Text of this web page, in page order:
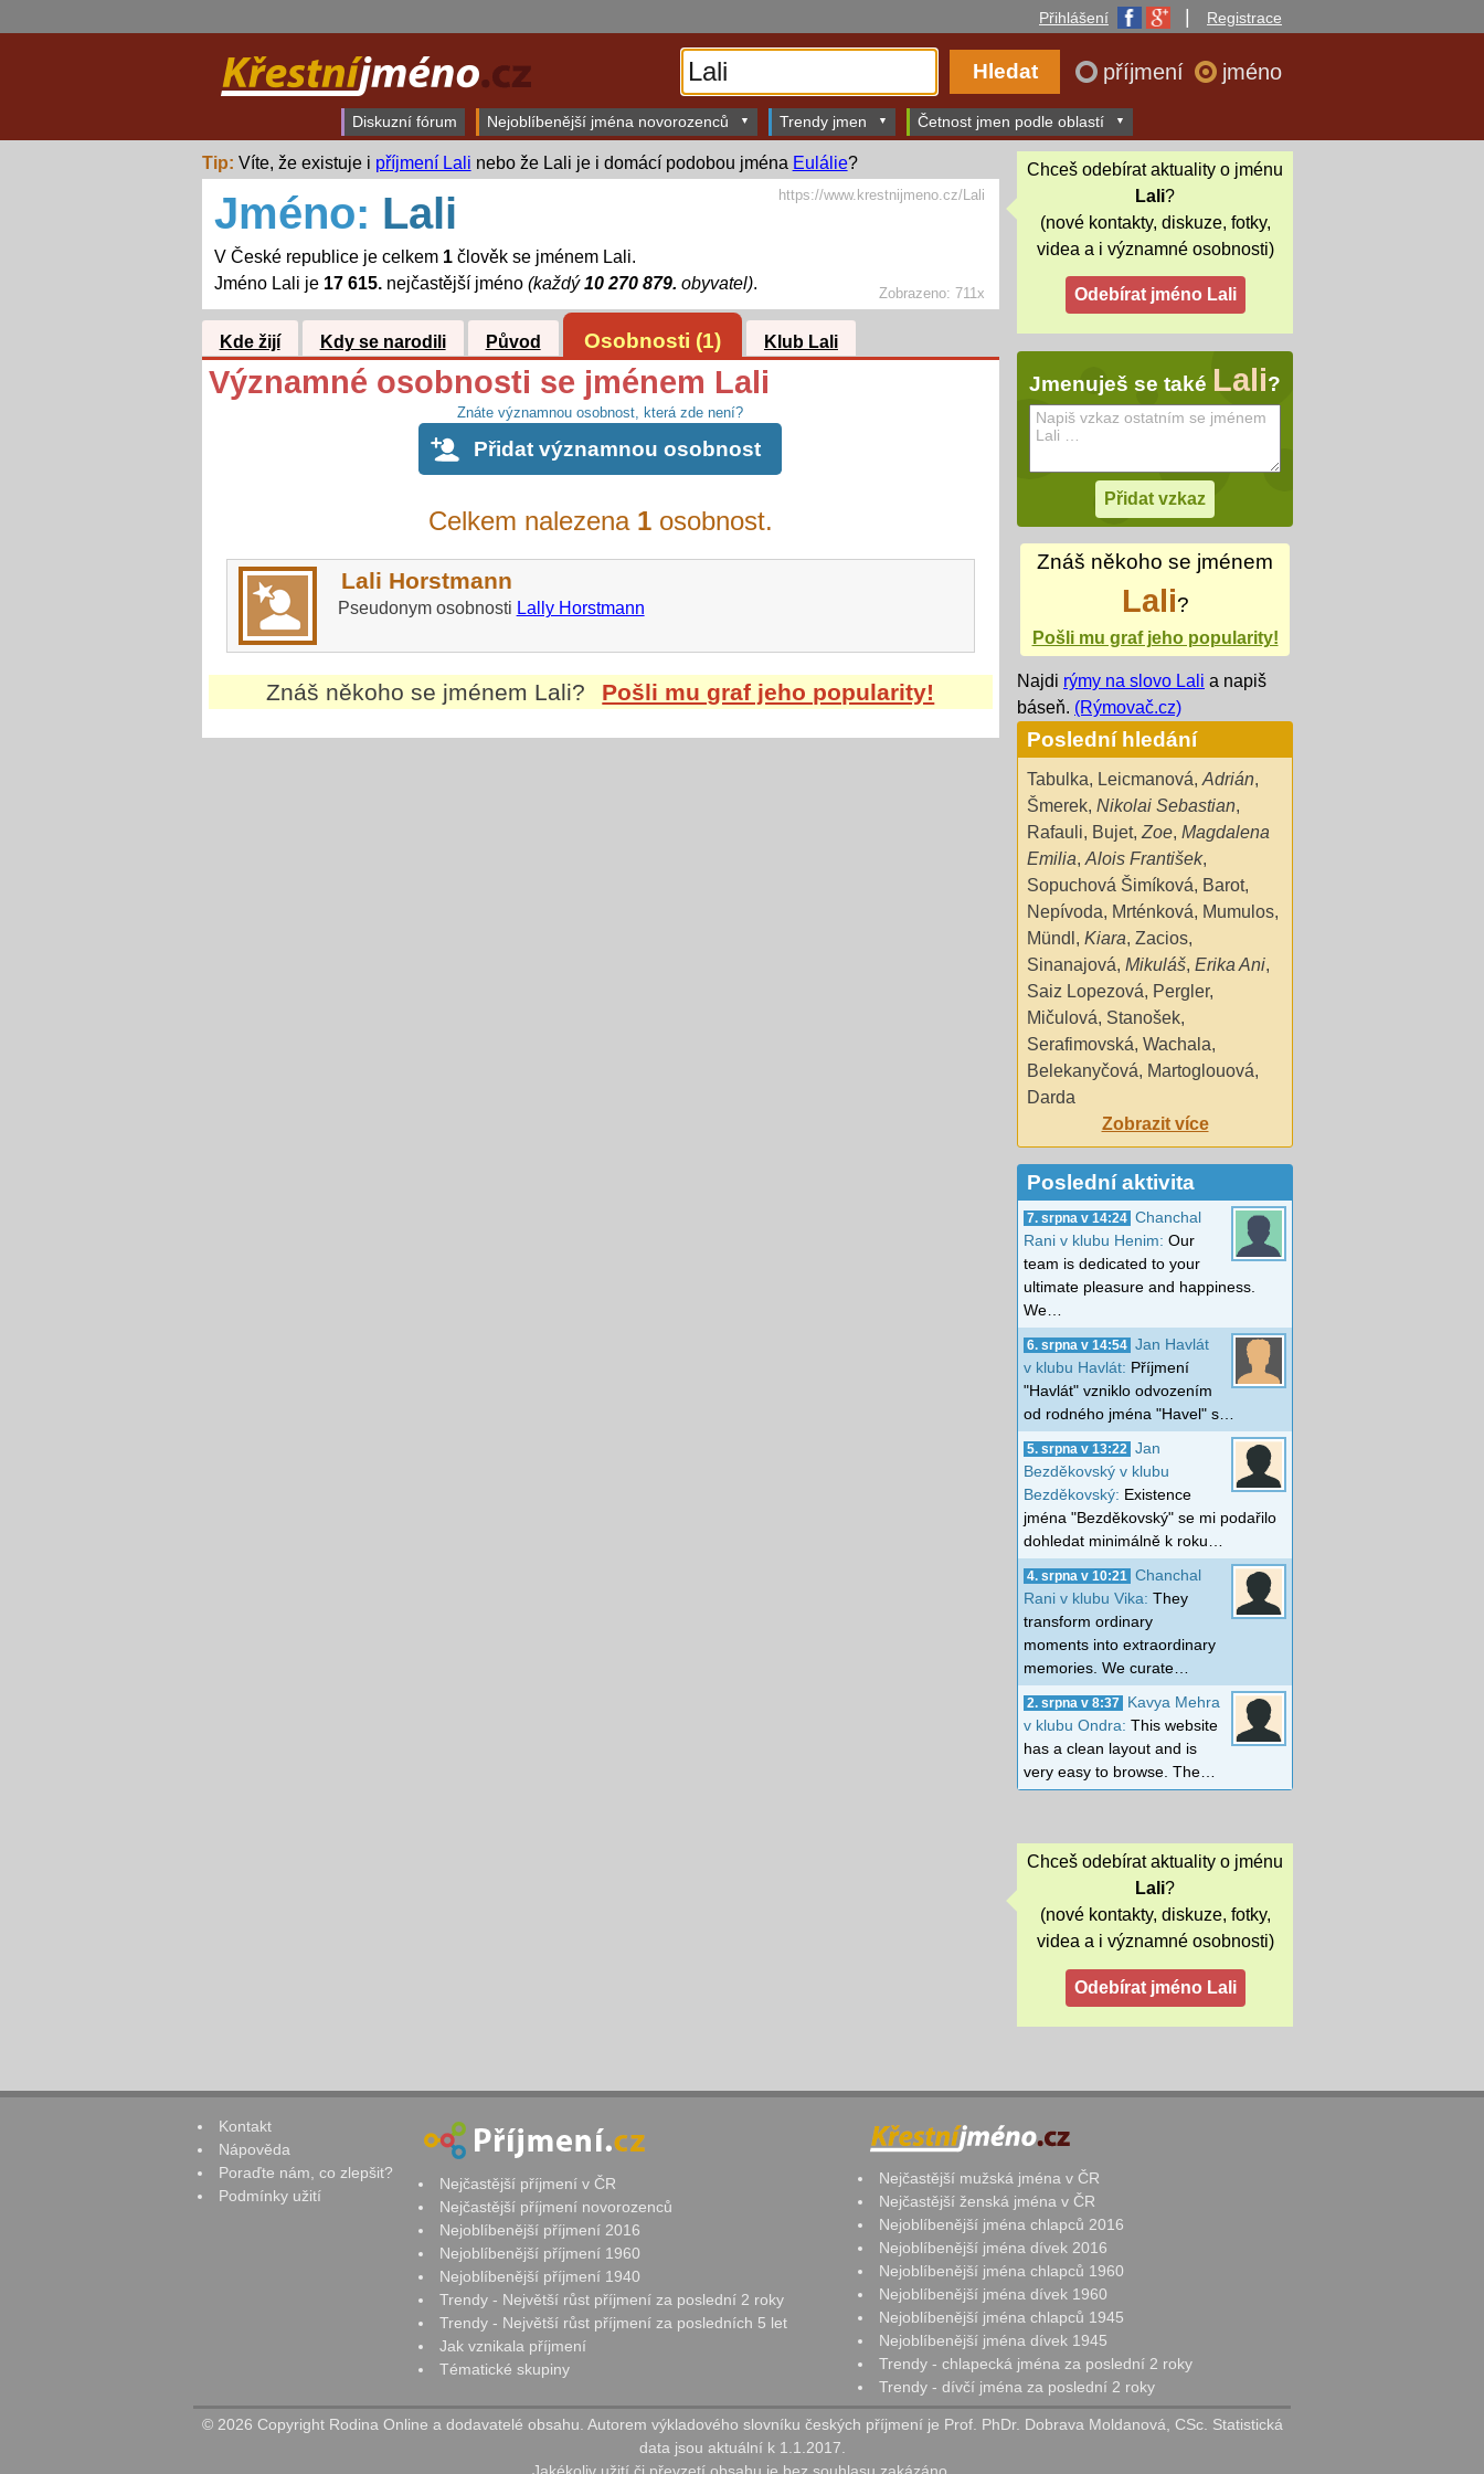
Přihlášení Registrace
příjmení jméno
Diskuzní fórum Nejoblíbenější jména novorozenců Trendy jmen Četnost jmen podle oblastí
Tip: Víte, že existuje i příjmení Lali nebo že Lali je i domácí podobou jména Eulálie?
Zobrazeno: 711x
Jméno: Lali
V České republice je celkem 1člověk se jménem Lali.
Jméno Lali je 17 615.nejčastější jméno (každý10 270 879. obyvatel).
https://www.krestnijmeno.cz/Lali
Kde žijí Kdy se narodili Původ Osobnosti (1) Klub Lali
Významné osobnosti se jménem Lali
Znáte významnou osobnost, která zde není?
Přidat významnou osobnost
Celkem nalezena 1osobnost.
Lali Horstmann
Pseudonym osobnosti Lally Horstmann
Znáš někoho se jménem Lali? Pošli mu graf jeho popularity!
Chceš odebírat aktuality o jménu
Lali?
(nové kontakty, diskuze, fotky,
videa a i významné osobnosti)
Jmenuješ se také Lali?
Znáš někoho se jménem
Lali?
Pošli mu graf jeho popularity!
Najdi rýmy na slovo Lali a napiš
báseň. (Rýmovač.cz)
Poslední hledání
Tabulka, Leicmanová, Adrián,
Šmerek, Nikolai Sebastian,
Rafauli, Bujet, Zoe, Magdalena
Emilia, Alois František,
Sopuchová Šimíková, Barot,
Nepívoda, Mrténková, Mumulos,
Mündl , Kiara, Zacios,
Sinanajová, Mikuláš, Erika Ani,
Saiz Lopezová, Pergler,
Mičulová, Stanošek,
Serafimovská, Wachala,
Belekanyčová, Martoglouová,
Darda
Zobrazit více
Poslední aktivita
7. srpna v 14:24 Chanchal
Rani v klubu Henim: Our
team is dedicated to your
ultimate pleasure and happiness.
We…
6. srpna v 14:54 Jan Havlát
v klubu Havlát: Příjmení
"Havlát" vzniklo odvozením
od rodného jména "Havel" s…
5. srpna v 13:22
Jan
Bezděkovský v klubu
Bezděkovský: Existence
jména "Bezděkovský" se mi podařilo
dohledat minimálně k roku…
4. srpna v 10:21
Chanchal
Rani v klubu Vika: They
transform ordinary
moments into extraordinary
memories. We curate…
2. srpna v 8:37
Kavya Mehra
v klubu Ondra: This website
has a clean layout and is
very easy to browse. The…
Chceš odebírat aktuality o jménu
Lali?
(nové kontakty, diskuze, fotky,
videa a i významné osobnosti)
Kontakt
Nápověda
Poraďte nám, co zlepšit?
Podmínky užití
Nejčastější příjmení v ČR
Nejčastější příjmení novorozenců
Nejoblíbenější příjmení 2016
Nejoblíbenější příjmení 1960
Nejoblíbenější příjmení 1940
Trendy - Největší růst příjmení za poslední 2 roky
Trendy - Největší růst příjmení za posledních 5 let
Jak vznikala příjmení
Tématické skupiny
Nejčastější mužská jména v ČR
Nejčastější ženská jména v ČR
Nejoblíbenější jména chlapců 2016
Nejoblíbenější jména dívek 2016
Nejoblíbenější jména chlapců 1960
Nejoblíbenější jména dívek 1960
Nejoblíbenější jména chlapců 1945
Nejoblíbenější jména dívek 1945
Trendy - chlapecká jména za poslední 2 roky
Trendy - dívčí jména za poslední 2 roky
© 2026 Copyright Rodina Online a dodavatelé obsahu. Autorem výkladového slovníku českých příjmení je Prof. PhDr. Dobrava Moldanová, CSc. Statistická
data jsou aktuální k 1.1.2017.